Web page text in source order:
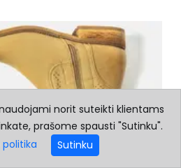
norit suteikti klientams
prašome spausti "Sutinku".
Sutinku